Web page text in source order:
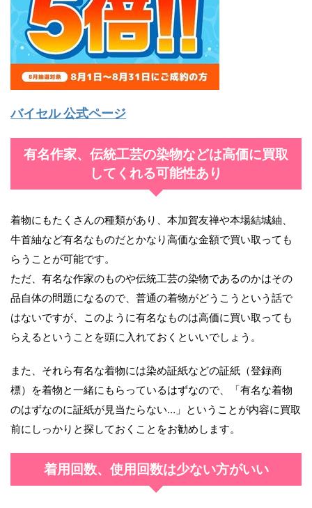
バイセル 公式ページ
有名作家、伝統工芸の染物などは高価に買取
してくれる可能性あり
着物にもたくさんの種類があり、本加賀友禅や本場結城紬、
牛首紬など有名なものだとかなり高価な金額で買い取っても
らうことが可能です。
ただ、有名な作家のものや伝統工芸の染物であるのかはその
品自体の問題になるので、普通の着物がどうこうという話で
はないですが、このように有名なものは高価に買い取っても
らえるということを頭に入れておくといいでしょう。
また、それら有名な着物には染め証紙などの証紙（登録商
標）を着物と一緒にもらっているはずなので、「有名な着物
のはずなのに証紙が見当たらない…」ということが内容に買取
前にしっかりと探しておくことをお勧めします。
着用回数、使用回数は少ない方がいい